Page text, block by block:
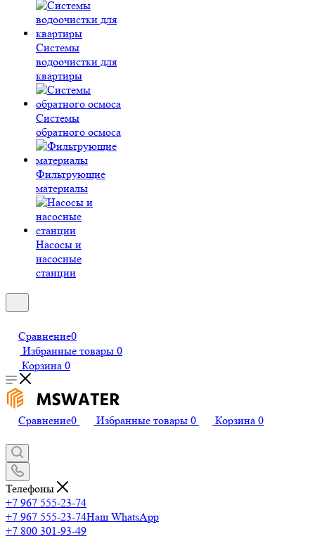
Системы
водоочистки для
квартиры
Системы
обратного осмоса
Фильтрующие
материалы
Насосы и
насосные
станции
Сравнение0
Избранные товары 0
Корзина 0
Сравнение0 Избранные товары 0 Корзина 0
Телефоны
+7 967 555-23-74
+7 967 555-23-74Наш WhatsApp
+7 800 301-93-49